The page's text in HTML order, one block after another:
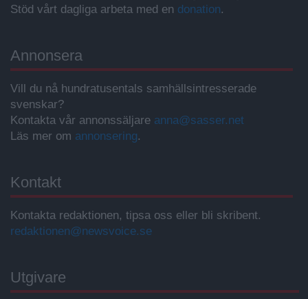
Stöd vårt dagliga arbeta med en donation.
Annonsera
Vill du nå hundratusentals samhällsintresserade
svenskar?
Kontakta vår annonssäljare anna@sasser.net
Läs mer om annonsering.
Kontakt
Kontakta redaktionen, tipsa oss eller bli skribent.
redaktionen@newsvoice.se
Utgivare